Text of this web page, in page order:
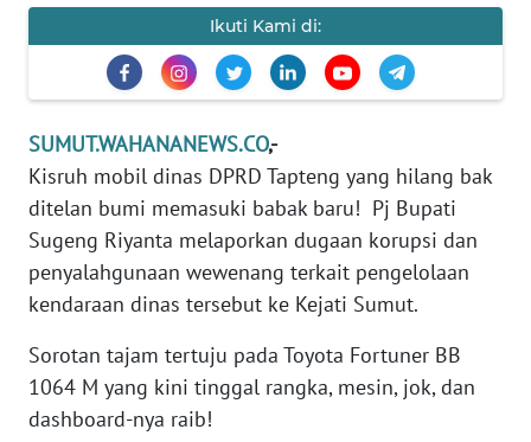
Ikuti Kami di:
SUMUT.WAHANANEWS.CO,-
Kisruh mobil dinas DPRD Tapteng yang hilang bak
ditelan bumi memasuki babak baru! Pj Bupati
Sugeng Riyanta melaporkan dugaan korupsi dan
penyalahgunaan wewenang terkait pengelolaan
kendaraan dinas tersebut ke Kejati Sumut.
Sorotan tajam tertuju pada Toyota Fortuner BB
1064 M yang kini tinggal rangka, mesin, jok, dan
dashboard-nya raib!
KAMI
PEDOMAN
MEDIA
REDAKSI
KARIR
DISCLAIMER
Wahana
News
Regional